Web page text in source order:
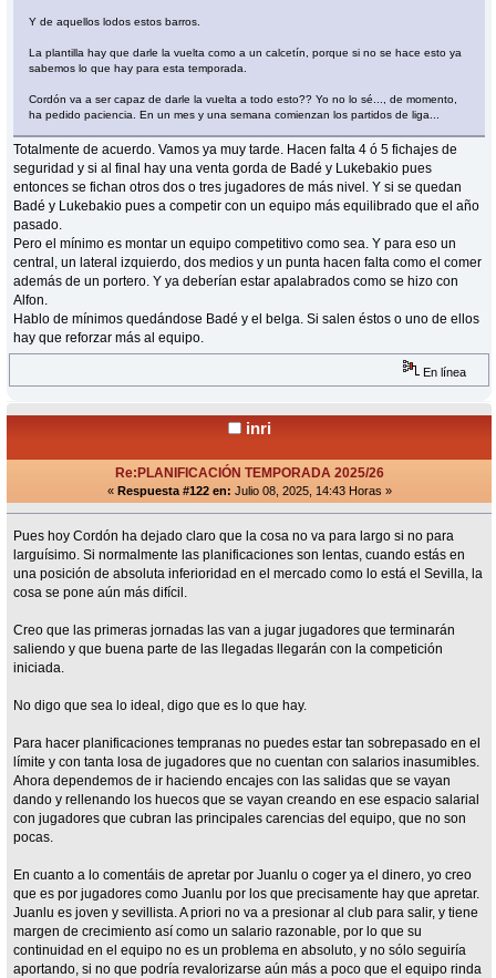
Y de aquellos lodos estos barros.
La plantilla hay que darle la vuelta como a un calcetín, porque si no se hace esto ya
sabemos lo que hay para esta temporada.
Cordón va a ser capaz de darle la vuelta a todo esto?? Yo no lo sé..., de momento,
ha pedido paciencia. En un mes y una semana comienzan los partidos de liga...
Totalmente de acuerdo. Vamos ya muy tarde. Hacen falta 4 ó 5 fichajes de
seguridad y si al final hay una venta gorda de Badé y Lukebakio pues
entonces se fichan otros dos o tres jugadores de más nivel. Y si se quedan
Badé y Lukebakio pues a competir con un equipo más equilibrado que el año
pasado.
Pero el mínimo es montar un equipo competitivo como sea. Y para eso un
central, un lateral izquierdo, dos medios y un punta hacen falta como el comer
además de un portero. Y ya deberían estar apalabrados como se hizo con
Alfon.
Hablo de mínimos quedándose Badé y el belga. Si salen éstos o uno de ellos
hay que reforzar más al equipo.
En línea
inri
Re:PLANIFICACIÓN TEMPORADA 2025/26
« Respuesta #122 en: Julio 08, 2025, 14:43 Horas »
Pues hoy Cordón ha dejado claro que la cosa no va para largo si no para
larguísimo. Si normalmente las planificaciones son lentas, cuando estás en
una posición de absoluta inferioridad en el mercado como lo está el Sevilla, la
cosa se pone aún más difícil.
Creo que las primeras jornadas las van a jugar jugadores que terminarán
saliendo y que buena parte de las llegadas llegarán con la competición
iniciada.
No digo que sea lo ideal, digo que es lo que hay.
Para hacer planificaciones tempranas no puedes estar tan sobrepasado en el
límite y con tanta losa de jugadores que no cuentan con salarios inasumibles.
Ahora dependemos de ir haciendo encajes con las salidas que se vayan
dando y rellenando los huecos que se vayan creando en ese espacio salarial
con jugadores que cubran las principales carencias del equipo, que no son
pocas.
En cuanto a lo comentáis de apretar por Juanlu o coger ya el dinero, yo creo
que es por jugadores como Juanlu por los que precisamente hay que apretar.
Juanlu es joven y sevillista. A priori no va a presionar al club para salir, y tiene
margen de crecimiento así como un salario razonable, por lo que su
continuidad en el equipo no es un problema en absoluto, y no sólo seguiría
aportando, si no que podría revalorizarse aún más a poco que el equipo rinda